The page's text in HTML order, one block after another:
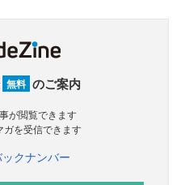
無料 のご案内
が閲覧できます
ガを受信できます
ックナンバー